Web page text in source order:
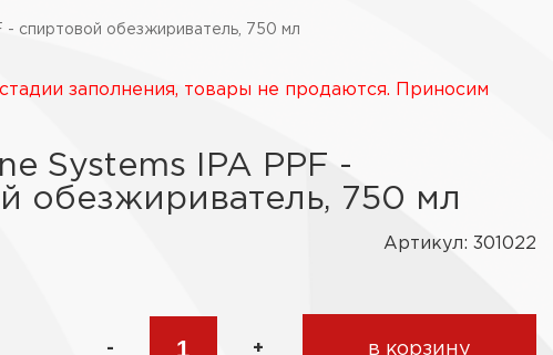
- спиртовой обезжириватель, 750 мл
заполнения, товары не продаются. Приносим
Systems IPA PPF -
обезжириватель, 750 мл
Артикул: 301022
- + в корзину